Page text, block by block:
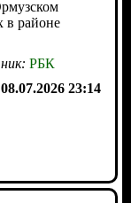
в районе
РБК
08.07.2026 23:14